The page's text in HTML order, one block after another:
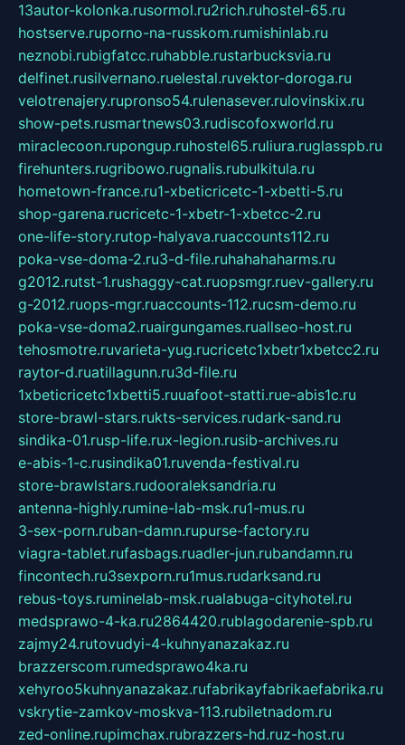
13autor-kolonka.rusormol.ru2rich.ruhostel-65.ru
hostserve.ruporno-na-russkom.rumishinlab.ru
neznobi.rubigfatcc.ruhabble.rustarbucksvia.ru
delfinet.rusilvernano.ruelestal.ruvektor-doroga.ru
velotrenajery.rupronso54.rulenasever.rulovinskix.ru
show-pets.rusmartnews03.rudiscofoxworld.ru
miraclecoon.rupongup.ruhostel65.ruliura.ruglasspb.ru
firehunters.rugribowo.rugnalis.rubulkitula.ru
hometown-france.ru1-xbeticricetc-1-xbetti-5.ru
shop-garena.rucricetc-1-xbetr-1-xbetcc-2.ru
one-life-story.rutop-halyava.ruaccounts112.ru
poka-vse-doma-2.ru3-d-file.ruhahahaharms.ru
g2012.rutst-1.rushaggy-cat.ruopsmgr.ruev-gallery.ru
g-2012.ruops-mgr.ruaccounts-112.rucsm-demo.ru
poka-vse-doma2.ruairgungames.ruallseo-host.ru
tehosmotre.ruvarieta-yug.rucricetc1xbetr1xbetcc2.ru
raytor-d.ruatillagunn.ru3d-file.ru
1xbeticricetc1xbetti5.ruuafoot-statti.rue-abis1c.ru
store-brawl-stars.rukts-services.rudark-sand.ru
sindika-01.rusp-life.rux-legion.rusib-archives.ru
e-abis-1-c.rusindika01.ruvenda-festival.ru
store-brawlstars.rudooraleksandria.ru
antenna-highly.rumine-lab-msk.ru1-mus.ru
3-sex-porn.ruban-damn.rupurse-factory.ru
viagra-tablet.rufasbags.ruadler-jun.rubandamn.ru
fincontech.ru3sexporn.ru1mus.rudarksand.ru
rebus-toys.ruminelab-msk.rualabuga-cityhotel.ru
medsprawo-4-ka.ru2864420.rublagodarenie-spb.ru
zajmy24.rutovudyi-4-kuhnyanazakaz.ru
brazzerscom.rumedsprawo4ka.ru
xehyroo5kuhnyanazakaz.rufabrikayfabrikaefabrika.ru
vskrytie-zamkov-moskva-113.rubiletnadom.ru
zed-online.rupimchax.rubrazzers-hd.ruz-host.ru